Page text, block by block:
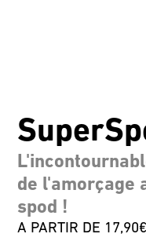
de l'amorçage
spod !
A PARTIR DE 17,90€